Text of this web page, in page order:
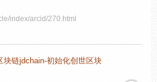
index/arcid/270.html
块链jdchain-初始化创世区块